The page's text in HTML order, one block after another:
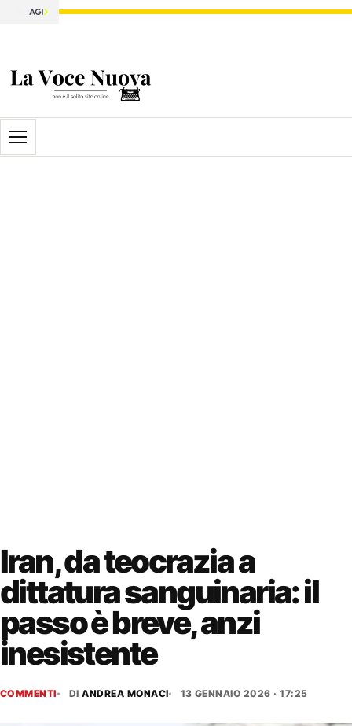
Apri il menu
Iran, da teocrazia a
dittatura sanguinaria: il
passo è breve, anzi
inesistente
COMMENTI DIANDREA MONACI 13 GENNAIO 2026 · 17:25